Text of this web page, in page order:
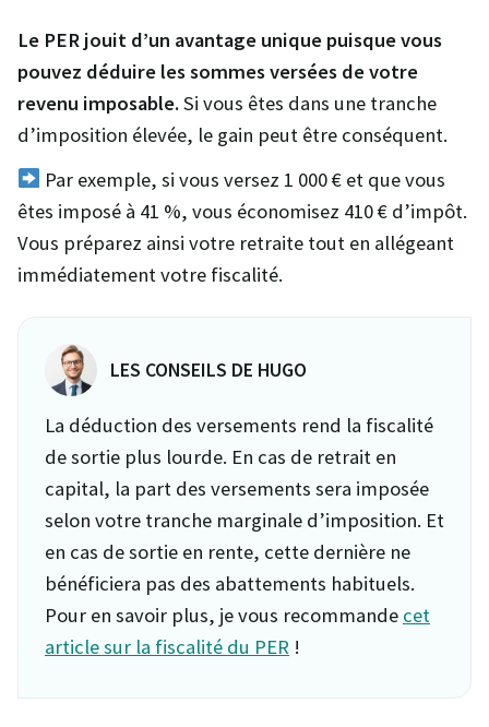
Le PER jouit d’un avantage unique puisque vous
pouvez déduire les sommes versées de votre
revenu imposable.Si vous êtes dans une tranche
d’imposition élevée, le gain peut être conséquent.
Par exemple, si vous versez 1 000 € et que vous
êtes imposé à 41 %, vous économisez 410 € d’impôt.
Vous préparez ainsi votre retraite tout en allégeant
immédiatement votre fiscalité.
LES CONSEILS DE HUGO
La déduction des versements rend la fiscalité
de sortie plus lourde. En cas de retrait en
capital, la part des versements sera imposée
selon votre tranche marginale d’imposition. Et
en cas de sortie en rente, cette dernière ne
bénéficiera pas des abattements habituels.
Pour en savoir plus, je vous recommande cet
article sur la fiscalité du PER !